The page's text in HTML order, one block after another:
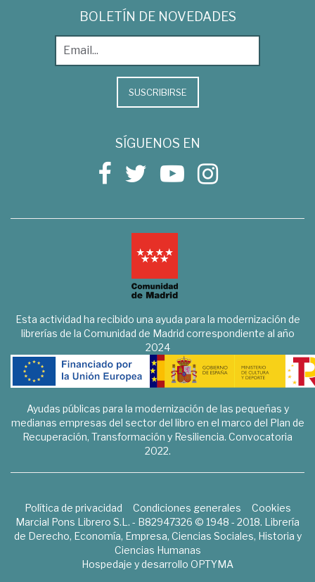
BOLETÍN DE NOVEDADES
SUSCRIBIRSE
SÍGUENOS EN
Esta actividad ha recibido una ayuda para la modernización de
librerías de la Comunidad de Madrid correspondiente al año
2024
Ayudas públicas para la modernización de las pequeñas y
medianas empresas del sector del libro en el marco del Plan de
Recuperación, Transformación y Resiliencia. Convocatoria
2022.
Política de privacidad Condiciones generales
Cookies
Marcial Pons Librero S.L. - B82947326 © 1948 - 2018. Librería
de Derecho, Economía, Empresa, Ciencias Sociales, Historia y
Ciencias Humanas
Hospedaje y desarrollo OPTYMA